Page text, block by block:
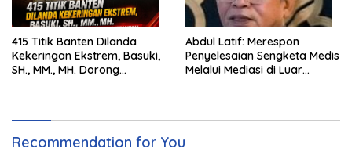
415 Titik Banten Dilanda
Kekeringan Ekstrem, Basuki,
SH., MM., MH. Dorong
Abdul Latif: Merespon
Penyelesaian Sengketa Medis
Melalui Mediasi di Luar
Recommendation for You